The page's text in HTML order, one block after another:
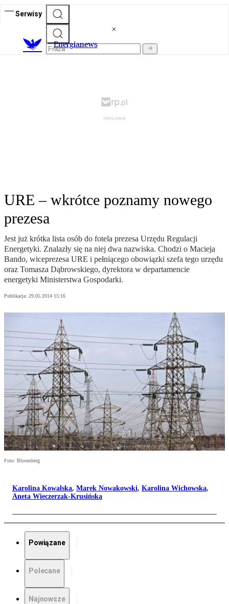
Serwisy
Energianews
URE – wkrótce poznamy nowego
prezesa
Jest już krótka lista osób do fotela prezesa Urzędu Regulacji
Energetyki. Znalazły się na niej dwa nazwiska. Chodzi o Macieja
Bando, wiceprezesa URE i pełniącego obowiązki szefa tego urzędu
oraz Tomasza Dąbrowskiego, dyrektora w departamencie
energetyki Ministerstwa Gospodarki.
Publikacja: 29.05.2014 15:16
Foto: Bloomberg
Karolina Kowalska, Marek Nowakowski, Karolina Wichowska,
Aneta Wieczerzak-Krusińska
Powiązane
Polecane
Najnowsze